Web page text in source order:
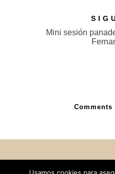
Mini sesión
Comments